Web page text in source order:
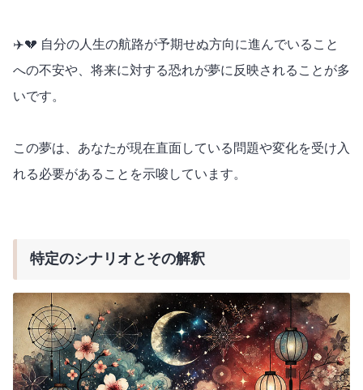
✈️💔 自分の人生の航路が予期せぬ方向に進んでいること
への不安や、将来に対する恐れが夢に反映されることが多
いです。
この夢は、あなたが現在直面している問題や変化を受け入
れる必要があることを示唆しています。
特定のシナリオとその解釈